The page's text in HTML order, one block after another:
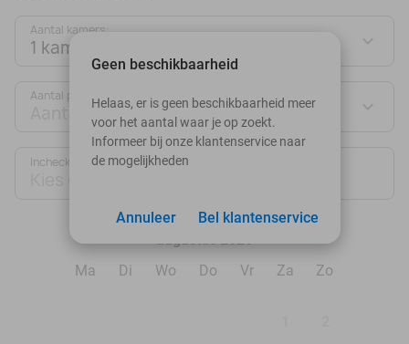
Aantal kamers:
1 kamer
Aantal personen:
Aantal personen
Inchecken
Ma
Di Wo Do Vr Za Zo
Geen beschikbaarheid
Helaas, er is geen beschikbaarheid meer
voor het aantal waar je op zoekt.
Informeer bij onze klantenservice naar
de mogelijkheden
Bel klantenservice
Annuleer